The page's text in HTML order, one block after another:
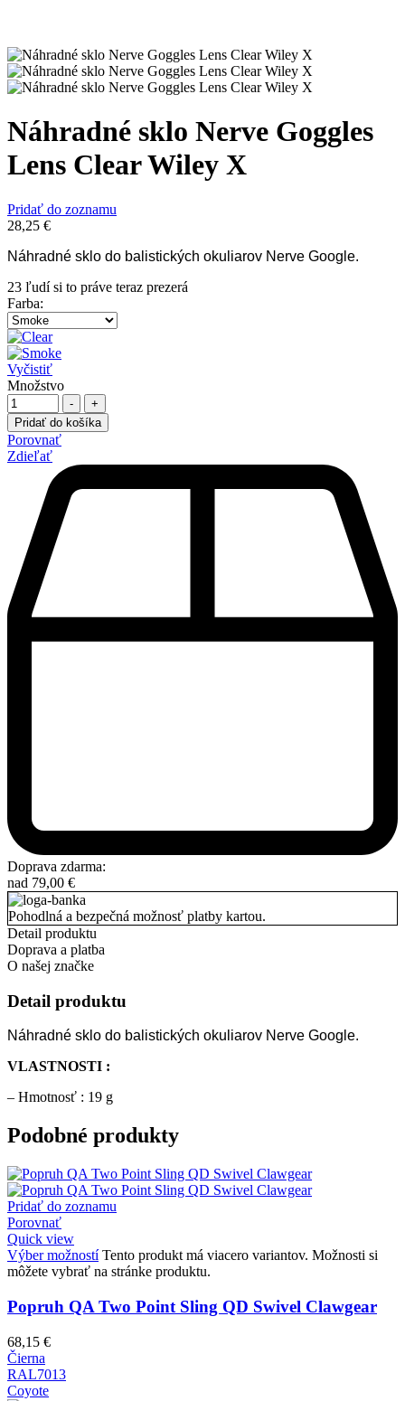
Náhradné sklo Nerve Goggles
Lens Clear Wiley X
Pridať do zoznamu
28,25 €
Náhradné sklo do balistických okuliarov Nerve Google.
23 ľudí si to práve teraz prezerá
Farba:
Vyčistiť
Množstvo
-
+
Pridať do košíka
Porovnať
Zdieľať
Doprava zdarma:
nad 79,00 €
Pohodlná a bezpečná možnosť platby kartou.
Detail produktu
Doprava a platba
O našej značke
Detail produktu
Náhradné sklo do balistických okuliarov Nerve Google.
VLASTNOSTI :
– Hmotnosť : 19 g
Podobné produkty
Pridať do zoznamu
Porovnať
Quick view
Výber možností Tento produkt má viacero variantov. Možnosti si
môžete vybrať na stránke produktu.
Popruh QA Two Point Sling QD Swivel Clawgear
68,15 €
Čierna
RAL7013
Coyote